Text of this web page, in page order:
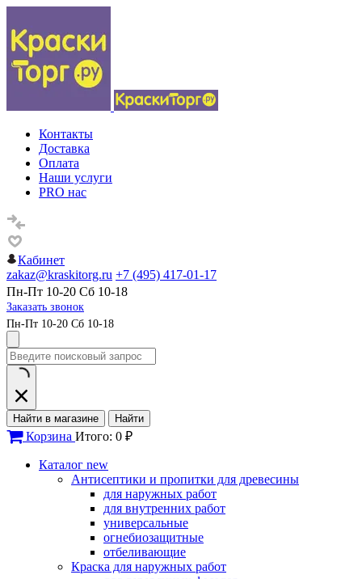
Контакты
Доставка
Оплата
Наши услуги
PRO нас
Кабинет
zakaz@kraskitorg.ru +7 (495) 417-01-17
Пн-Пт 10-20 Сб 10-18
Заказать звонок
Пн-Пт 10-20 Сб 10-18
Найти в магазине Найти
Корзина Итого: 0 ₽
Каталог new
Антисептики и пропитки для древесины
для наружных работ
для внутренних работ
универсальные
огнебиозащитные
отбеливающие
Краска для наружных работ